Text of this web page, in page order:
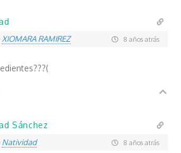
XIOMARA RAMIREZ 8 años atrás
Sánchez
Natividad 8 años atrás